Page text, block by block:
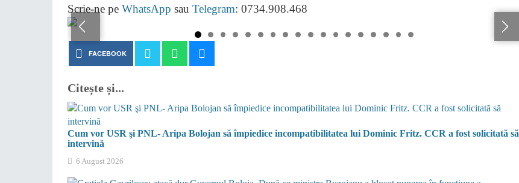
Scrie-ne pe WhatsApp sau Telegram: 0734.908.468
FACEBOOK
Citește și...
Cum vor USR şi PNL- Aripa Bolojan să împiedice incompatibilitatea lui Dominic Fritz. CCR a fost solicitată să
intervină
6 August 2026